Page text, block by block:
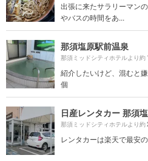
出張に来たサラリーマン
やバスの時間をあ...
那須塩原駅前温泉
那須ミッドシティホテルより約
紹介したいけど、混むと
個
日産レンタカー 那須
那須ミッドシティホテルより約
レンタカーは楽天で最安